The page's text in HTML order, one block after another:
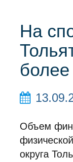
На
Объем
округа